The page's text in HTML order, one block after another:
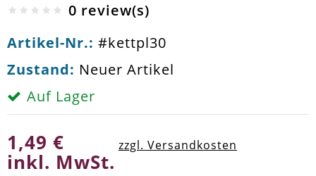
0 review(s)
Artikel-Nr.: #kettpl30
Zustand: Neuer Artikel
Auf Lager
1,49 €
inkl. MwSt.
zzgl. Versandkosten